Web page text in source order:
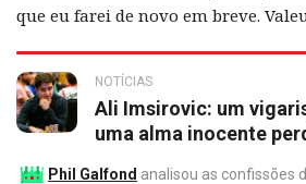
que eu farei de novo em breve.
NOTÍCIAS
Ali Imsirovic: um
uma alma inocente
Phil Galfond analisou as confissões